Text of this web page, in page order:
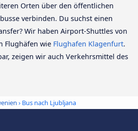
Orten über den öffentlichen
verbinden. Du suchst einen
Wir haben Airport-Shuttles von
Flughäfen wie Flughafen Klagenfurt.
zeigen wir auch Verkehrsmittel des
› Bus nach Ljubljana